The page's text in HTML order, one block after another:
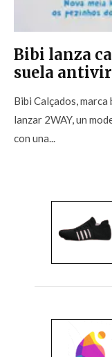
Bibi lanza
suela
Bibi Calçados,
lanzar 2WAY, un
con una...